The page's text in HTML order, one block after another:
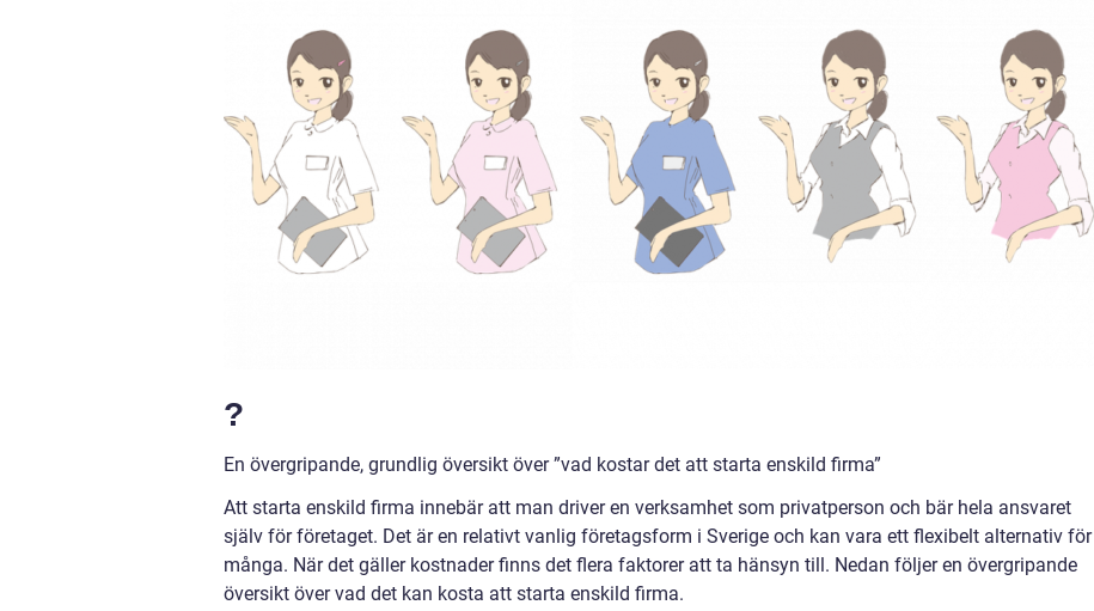
?
En övergripande, grundlig översikt över ”vad kostar det att starta enskild firma”
Att starta enskild firma innebär att man driver en verksamhet som privatperson och bär hela ansvaret
själv för företaget. Det är en relativt vanlig företagsform i Sverige och kan vara ett flexibelt alternativ för
många. När det gäller kostnader finns det flera faktorer att ta hänsyn till. Nedan följer en övergripande
översikt över vad det kan kosta att starta enskild firma.